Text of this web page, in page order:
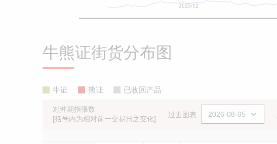
2025/12
牛熊证街货分布图
牛证 熊证 已收回产品
对沖期指張数
[括号内为相对前一交易日之变化]
过去图表